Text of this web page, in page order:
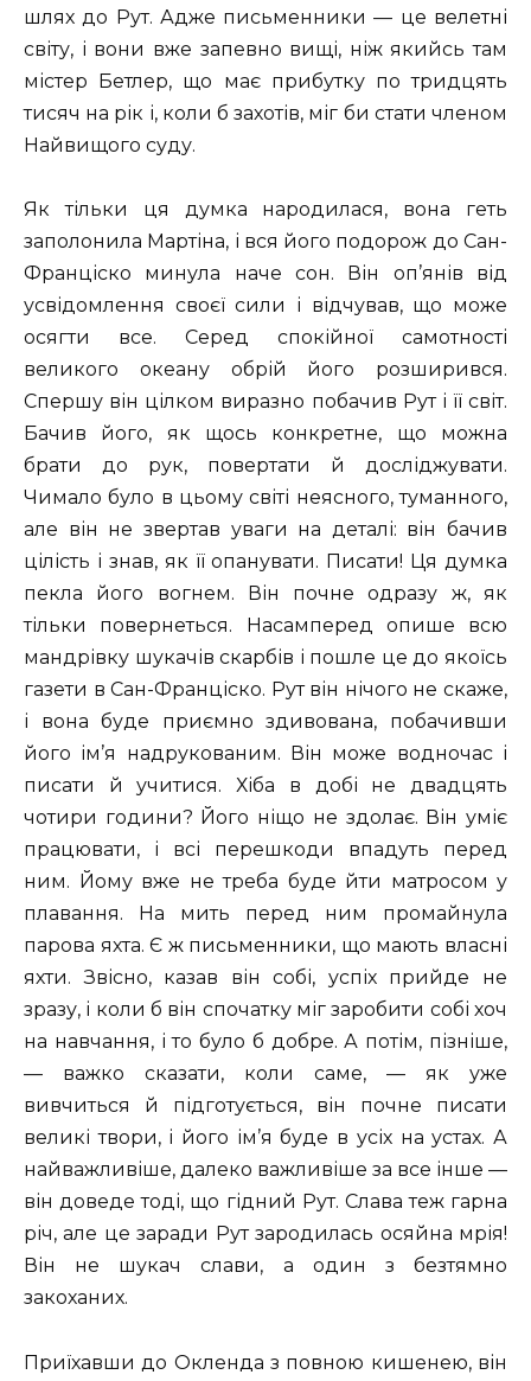
шлях до Рут. Адже письменники — це велетні
світу, і вони вже запевно вищі, ніж якийсь там
містер Бетлер, що має прибутку по тридцять
тисяч на рік і, коли б захотів, міг би стати членом
Найвищого суду.
Як тільки ця думка народилася, вона геть
заполонила Мартіна, і вся його подорож до Сан-
Франціско минула наче сон. Він оп’янів від
усвідомлення своєї сили і відчував, що може
осягти все. Серед спокійної самотності
великого океану обрій його розширився.
Спершу він цілком виразно побачив Рут і її світ.
Бачив його, як щось конкретне, що можна
брати до рук, повертати й досліджувати.
Чимало було в цьому світі неясного, туманного,
але він не звертав уваги на деталі: він бачив
цілість і знав, як її опанувати. Писати! Ця думка
пекла його вогнем. Він почне одразу ж, як
тільки повернеться. Насамперед опише всю
мандрівку шукачів скарбів і пошле це до якоїсь
газети в Сан-Франціско. Рут він нічого не скаже,
і вона буде приємно здивована, побачивши
його ім’я надрукованим. Він може водночас і
писати й учитися. Хіба в добі не двадцять
чотири години? Його ніщо не здолає. Він уміє
працювати, і всі перешкоди впадуть перед
ним. Йому вже не треба буде йти матросом у
плавання. На мить перед ним промайнула
парова яхта. Є ж письменники, що мають власні
яхти. Звісно, казав він собі, успіх прийде не
зразу, і коли б він спочатку міг заробити собі хоч
на навчання, і то було б добре. А потім, пізніше,
— важко сказати, коли саме, — як уже
вивчиться й підготується, він почне писати
великі твори, і його ім’я буде в усіх на устах. А
найважливіше, далеко важливіше за все інше —
він доведе тоді, що гідний Рут. Слава теж гарна
річ, але це заради Рут зародилась осяйна мрія!
Він не шукач слави, а один з безтямно
закоханих.
Приїхавши до Окленда з повною кишенею, він